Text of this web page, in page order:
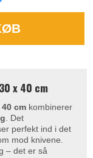
x 40 cm
cm kombinerer
. Det
perfekt ind i det
mod knivene.
– det er så